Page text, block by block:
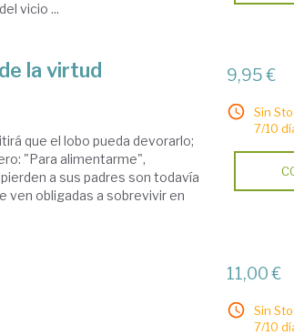
vicio ...
la virtud
que el lobo pueda devorarlo;
"Para alimentarme",
a sus padres son todavía
ven obligadas a sobrevivir en
9,95 €
Sin
7/10
11,00 €
Sin
7/10